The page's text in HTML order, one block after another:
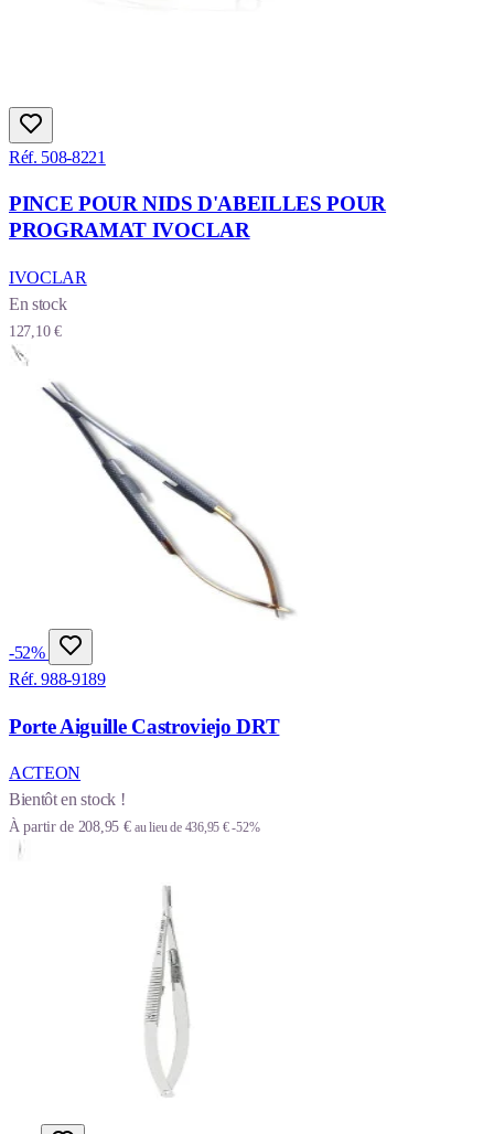
Réf. 508-8221
PINCE POUR NIDS D'ABEILLES POUR
PROGRAMAT IVOCLAR
IVOCLAR
En stock
127,10 €
-52%
Réf. 988-9189
Porte Aiguille Castroviejo DRT
ACTEON
Bientôt en stock !
À partir de 208,95 € au lieu de 436,95 €-52%